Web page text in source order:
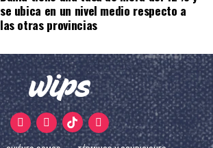
se ubica en un nivel medio respecto a
las otras provincias